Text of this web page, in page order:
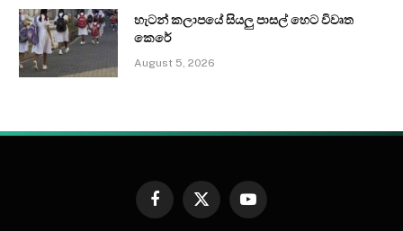
හැටන් කලාපයේ සියලු පාසල් හෙට විවෘත
කෙරේ
August 5, 2026
Facebook
X
YouTube